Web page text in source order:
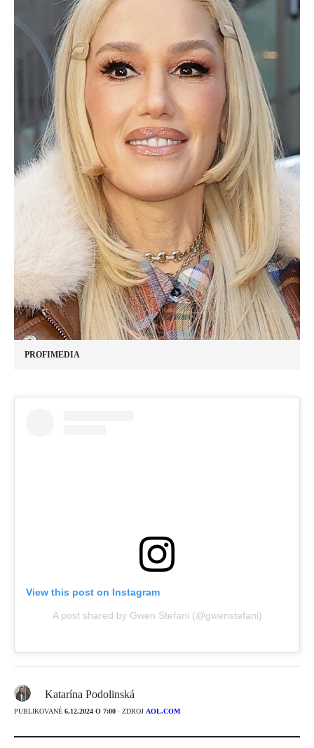
PROFIMEDIA
View this post on Instagram
A post shared by Gwen Stefani (@gwenstefani)
Katarína Podolinská
PUBLIKOVANÉ 6.12.2024 O 7:00 · ZDROJ AOL.COM